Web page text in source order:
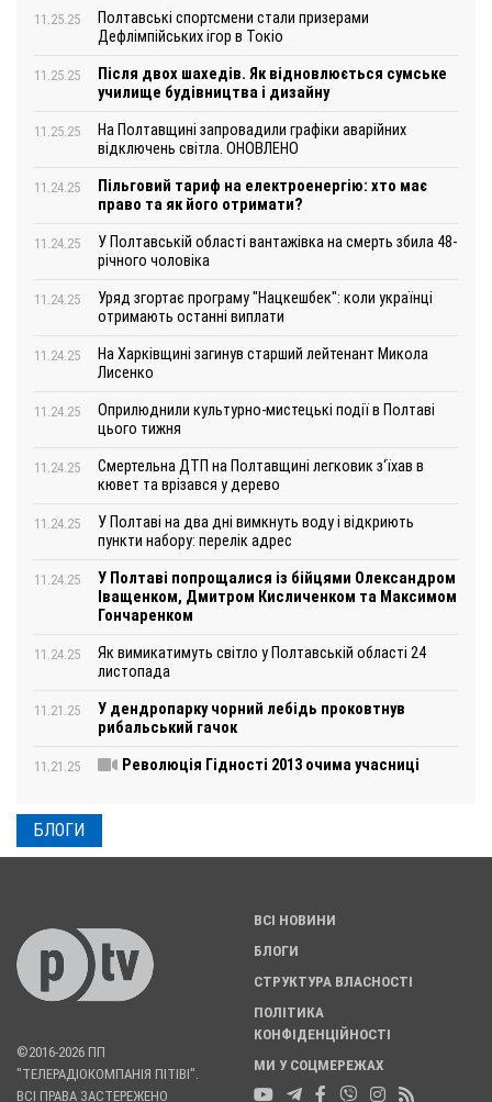
11.25.25
Полтавські спортсмени стали призерами
Дефлімпійських ігор в Токіо
11.25.25
Після двох шахедів. Як відновлюється сумське
училище будівництва і дизайну
11.25.25
На Полтавщині запровадили графіки аварійних
відключень світла. ОНОВЛЕНО
11.24.25
Пільговий тариф на електроенергію: хто має
право та як його отримати?
11.24.25
У Полтавській області вантажівка на смерть збила 48-
річного чоловіка
11.24.25
Уряд згортає програму "Нацкешбек": коли українці
отримають останні виплати
11.24.25
На Харківщині загинув старший лейтенант Микола
Лисенко
11.24.25
Оприлюднили культурно-мистецькі події в Полтаві
цього тижня
11.24.25
Смертельна ДТП на Полтавщині легковик з‘їхав в
кювет та врізався у дерево
11.24.25
У Полтаві на два дні вимкнуть воду і відкриють
пункти набору: перелік адрес
11.24.25
У Полтаві попрощалися із бійцями Олександром
Іващенком, Дмитром Кисличенком та Максимом
Гончаренком
11.24.25
Як вимикатимуть світло у Полтавській області 24
листопада
11.21.25
У дендропарку чорний лебідь проковтнув
рибальський гачок
11.21.25 Революція Гідності 2013 очима учасниці
БЛОГИ
©2016-2026 ПП
"ТЕЛЕРАДІОКОМПАНІЯ ПІТІВІ".
ВСІ ПРАВА ЗАСТЕРЕЖЕНО
ВСІ НОВИНИ
БЛОГИ
СТРУКТУРА ВЛАСНОСТІ
ПОЛІТИКА
КОНФІДЕНЦІЙНОСТІ
МИ У СОЦМЕРЕЖАХ